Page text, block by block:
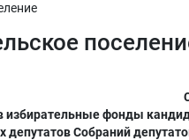
избирательные фонды
депутатов Собраний